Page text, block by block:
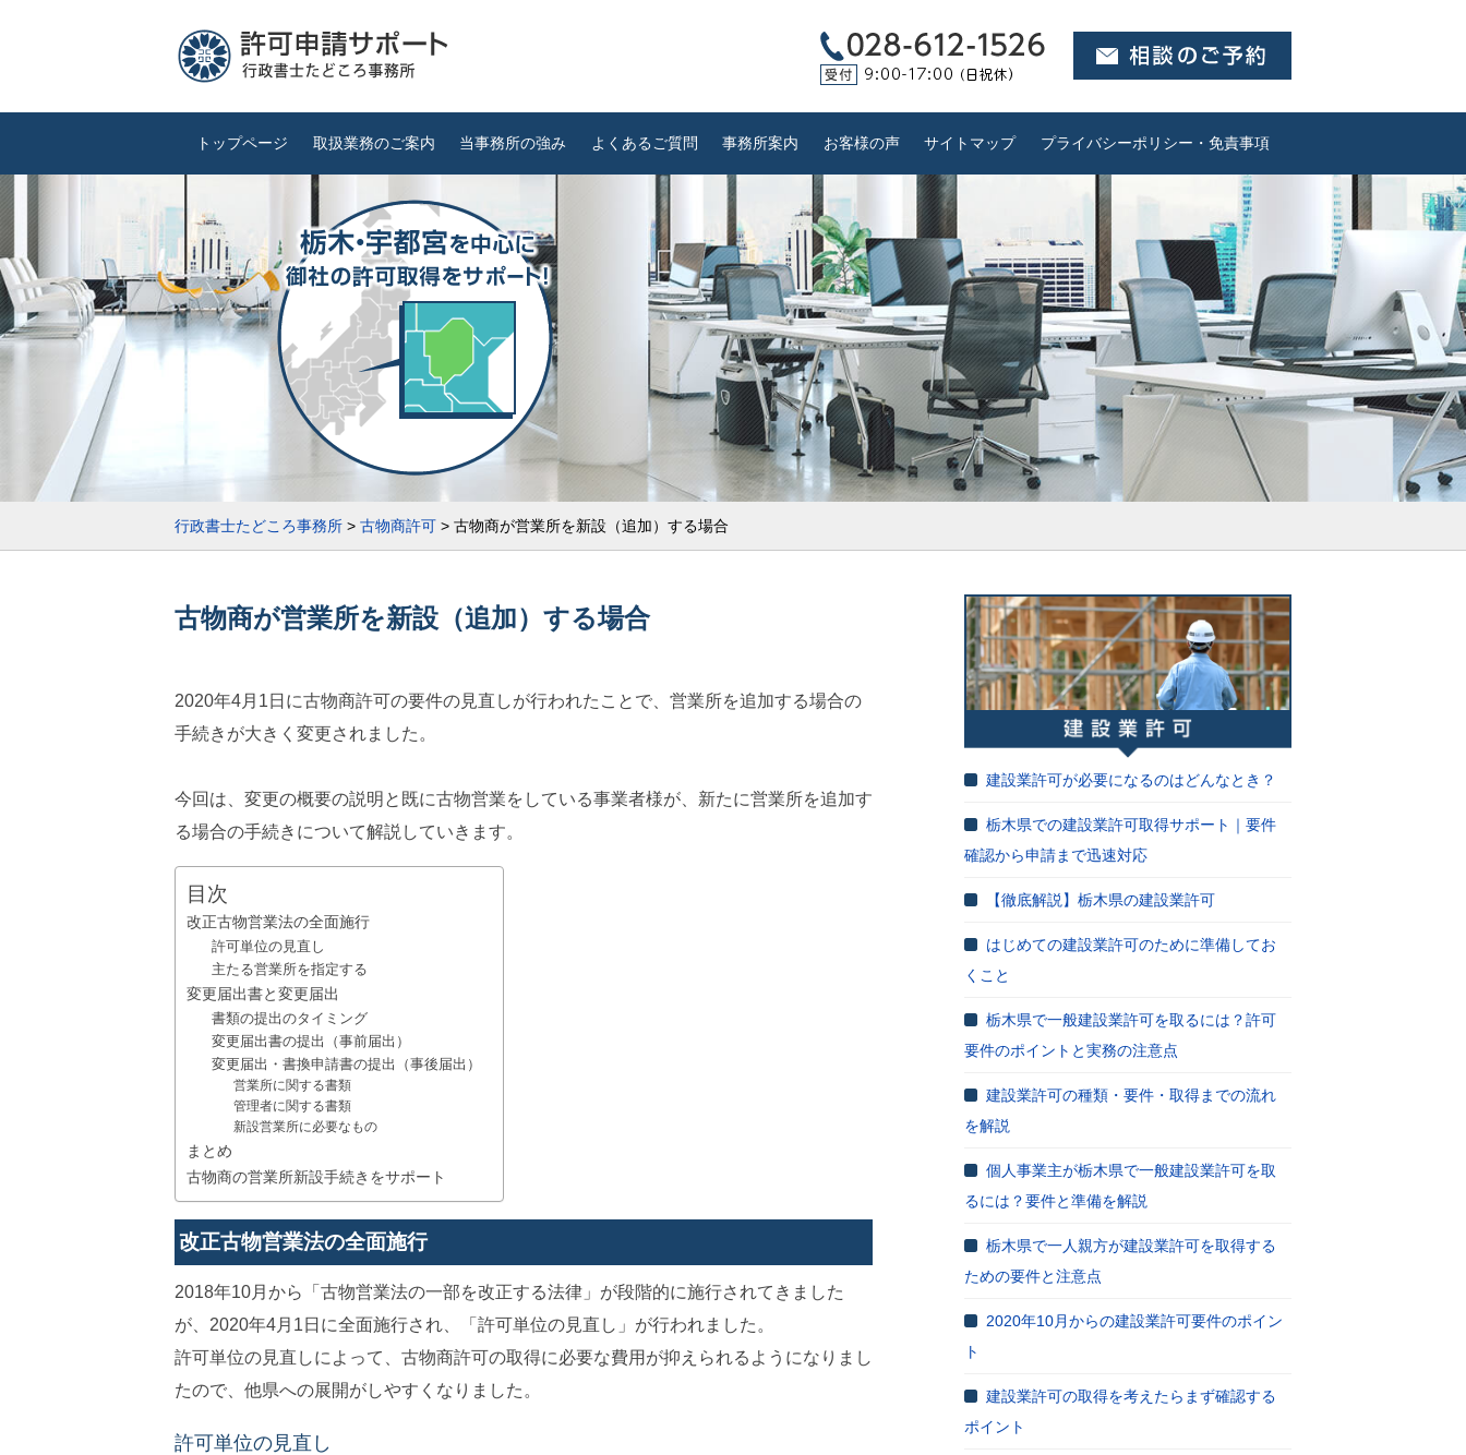
トップページ 取扱業務のご案内 当事務所の強み よくあるご質問 事務所案内 お客様の声 サイトマップ プライバシーポリシー・免責事項
行政書士たどころ事務所 > 古物商許可 > 古物商が営業所を新設（追加）する場合
古物商が営業所を新設（追加）する場合
2020年4月1日に古物商許可の要件の見直しが行われたことで、営業所を追加する場合の
手続きが大きく変更されました。
今回は、変更の概要の説明と既に古物営業をしている事業者様が、新たに営業所を追加す
る場合の手続きについて解説していきます。
目次
改正古物営業法の全面施行
許可単位の見直し
主たる営業所を指定する
変更届出書と変更届出
書類の提出のタイミング
変更届出書の提出（事前届出）
変更届出・書換申請書の提出（事後届出）
営業所に関する書類
管理者に関する書類
新設営業所に必要なもの
まとめ
古物商の営業所新設手続きをサポート
改正古物営業法の全面施行
2018年10月から「古物営業法の一部を改正する法律」が段階的に施行されてきました
が、2020年4月1日に全面施行され、「許可単位の見直し」が行われました。
許可単位の見直しによって、古物商許可の取得に必要な費用が抑えられるようになりまし
たので、他県への展開がしやすくなりました。
許可単位の見直し
建設業許可が必要になるのはどんなとき？
栃木県での建設業許可取得サポート｜要件
確認から申請まで迅速対応
【徹底解説】栃木県の建設業許可
はじめての建設業許可のために準備してお
くこと
栃木県で一般建設業許可を取るには？許可
要件のポイントと実務の注意点
建設業許可の種類・要件・取得までの流れ
を解説
個人事業主が栃木県で一般建設業許可を取
るには？要件と準備を解説
栃木県で一人親方が建設業許可を取得する
ための要件と注意点
2020年10月からの建設業許可要件のポイン
ト
建設業許可の取得を考えたらまず確認する
ポイント